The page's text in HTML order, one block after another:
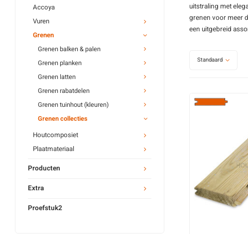
Accoya
Vuren
Grenen
Grenen balken & palen
Grenen planken
Grenen latten
Grenen rabatdelen
Grenen tuinhout (kleuren)
Grenen collecties
Houtcomposiet
Plaatmateriaal
Producten
Extra
Proefstuk2
uitstraling met
grenen voor meer
een uitgebreid
Standaard